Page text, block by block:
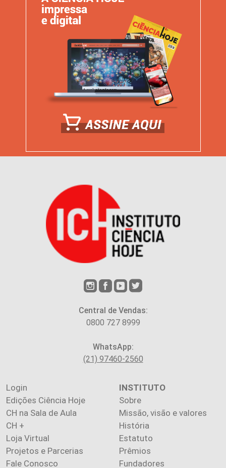
Central de Vendas:
0800 727 8999
WhatsApp:
(21) 97460-2560
Login
Edições Ciência Hoje
CH na Sala de Aula
CH +
Loja Virtual
Projetos e Parcerias
Fale Conosco
INSTITUTO
Sobre
Missão, visão e valores
História
Estatuto
Prêmios
Fundadores